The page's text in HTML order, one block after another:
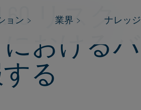
ョン 業界 ナレッジ
リスク
おけるバ
る